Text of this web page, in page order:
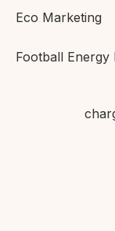
Eco Marketing
Football Energy